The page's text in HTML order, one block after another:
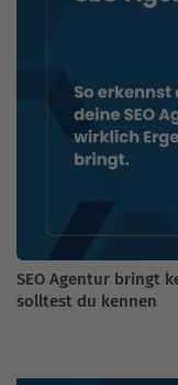
SEO Agentur bringt
solltest du kennen